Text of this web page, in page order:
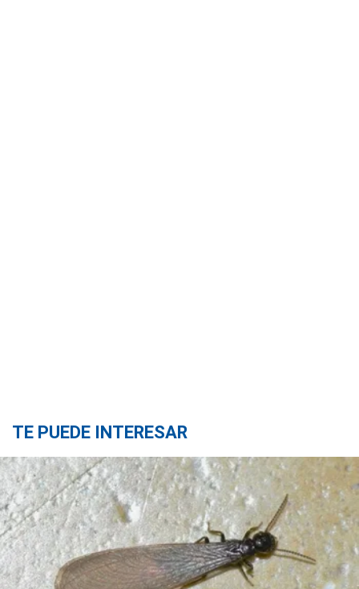
TE PUEDE INTERESAR